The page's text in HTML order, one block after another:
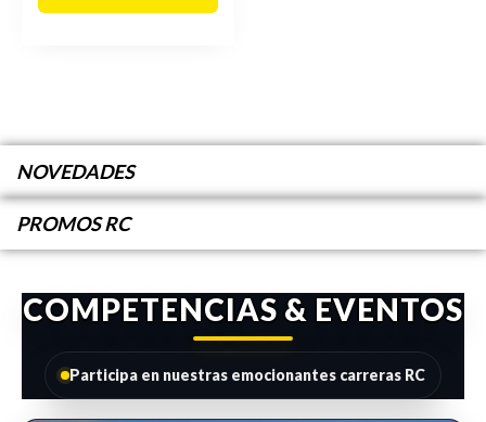
NOVEDADES
PROMOS RC
COMPETENCIAS & EVENTOS
Participa en nuestras emocionantes carreras RC